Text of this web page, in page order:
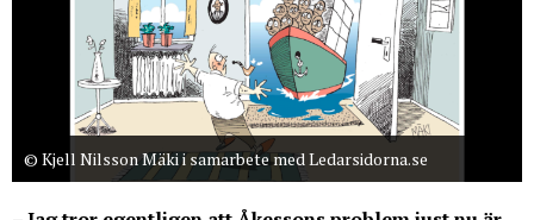
© Kjell Nilsson Mäki i samarbete med Ledarsidorna.se